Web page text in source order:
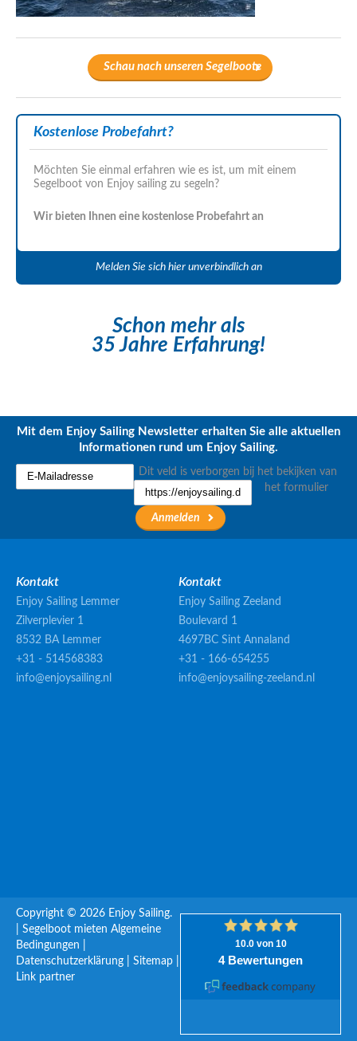
Schau nach unseren Segelboote
Kostenlose Probefahrt?
Möchten Sie einmal erfahren wie es ist, um mit einem
Segelboot von Enjoy sailing zu segeln?
Wir bieten Ihnen eine kostenlose Probefahrt an
Melden Sie sich hier unverbindlich an
Schon mehr als
35 Jahre Erfahrung!
Mit dem Enjoy Sailing Newsletter erhalten Sie alle aktuellen
Informationen rund um Enjoy Sailing.
Dit veld is verborgen bij het bekijken van
het formulier
Kontakt
Enjoy Sailing Lemmer
Zilverplevier 1
8532 BA Lemmer
+31 - 514568383
info@enjoysailing.nl
Kontakt
Enjoy Sailing Zeeland
Boulevard 1
4697BC Sint Annaland
+31 - 166-654255
info@enjoysailing-zeeland.nl
Copyright © 2026 Enjoy Sailing.
Segelboot mieten Algemeine
Bedingungen
Datenschutzerklärung
Sitemap
Link partner